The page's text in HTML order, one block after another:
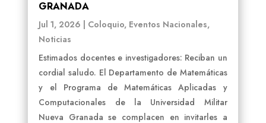
GRANADA
Jul 1, 2026 Coloquio, Eventos Nacionales,
Noticias
Estimados docentes e investigadores: Reciban un
cordial saludo. El Departamento de Matemáticas
y el Programa de Matemáticas Aplicadas y
Computacionales de la Universidad Militar
Nueva Granada se complacen en invitarles a